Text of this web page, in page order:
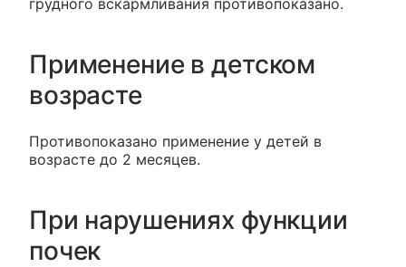
Применение в детском
возрасте
Противопоказано применение у детей в
возрасте до 2 месяцев.
При нарушениях функции
почек